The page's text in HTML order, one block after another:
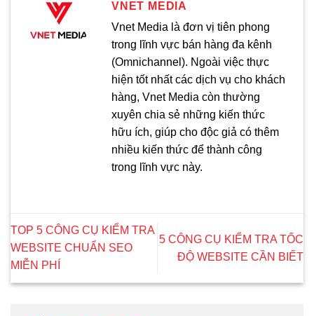
VNET MEDIA
Vnet Media là đơn vị tiên phong
trong lĩnh vực bán hàng đa kênh
(Omnichannel). Ngoài việc thực
hiện tốt nhất các dịch vụ cho khách
hàng, Vnet Media còn thường
xuyên chia sẻ những kiến thức
hữu ích, giúp cho độc giả có thêm
nhiều kiến thức để thành công
trong lĩnh vực này.
TOP 5 CÔNG CỤ KIỂM TRA
WEBSITE CHUẨN SEO
MIỄN PHÍ
5 CÔNG CỤ KIỂM TRA TỐC
ĐỘ WEBSITE CẦN BIẾT